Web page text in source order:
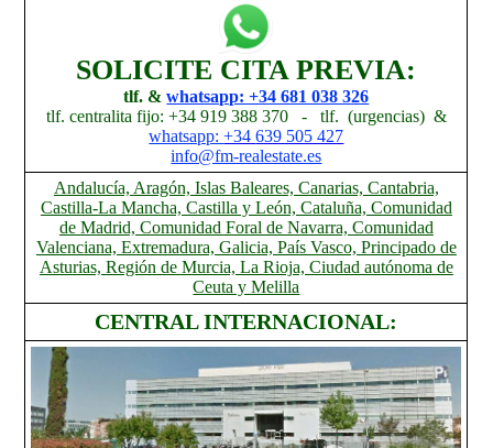
SOLICITE CITA PREVIA:
tlf. &whatsapp: +34 681 038 326
tlf. centralita fijo: +34 919 388 370 - tlf. (urgencias) &
whatsapp:+34639 505 427
info@fm-realestate.es
Andalucía, Aragón, Islas Baleares, Canarias, Cantabria,
Castilla-La Mancha, Castilla y León, Cataluña, Comunidad
de Madrid, Comunidad Foral de Navarra, Comunidad
Valenciana, Extremadura, Galicia, País Vasco, Principado de
Asturias, Región de Murcia, La Rioja, Ciudad autónoma de
Ceuta y Melilla
CENTRAL INTERNACIONAL: